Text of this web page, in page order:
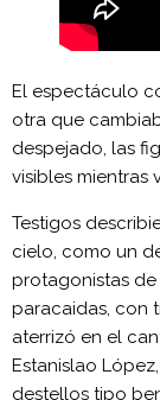
El espectáculo
otra que
despejado, las
visibles mientras
Testigos
cielo, como un
protagonistas
paracaidas, con
aterrizó en el
Estanislao
destellos tipo